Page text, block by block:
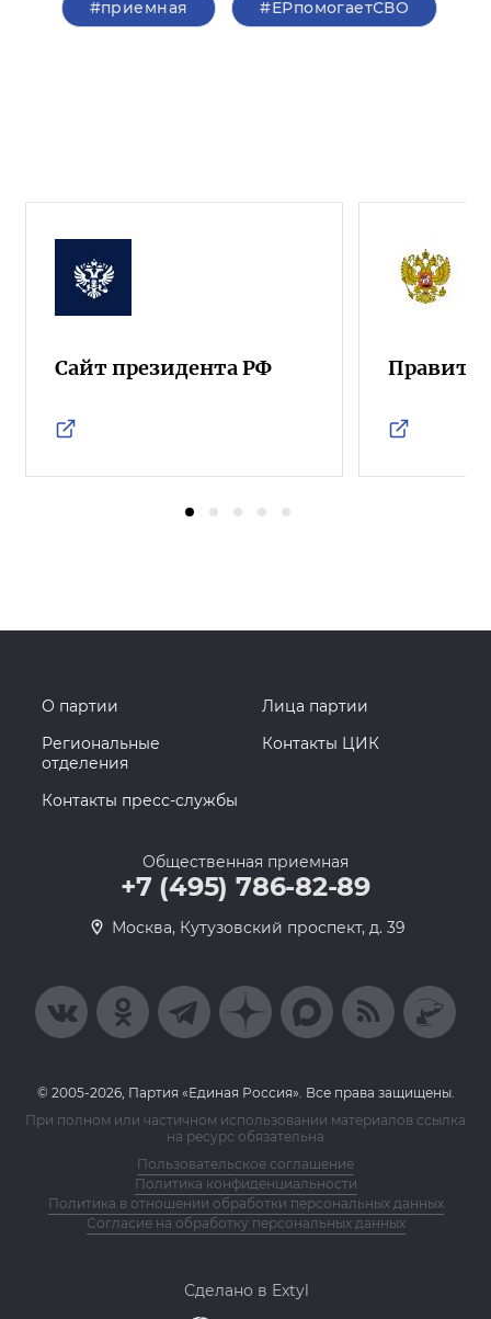
#приемная #ЕРпомогаетСВО
Сайт президента РФ
О партии
Лица партии
Региональные
отделения
Контакты ЦИК
Контакты пресс-службы
Общественная приемная
+7 (495) 786-82-89
Москва, Кутузовский проспект, д. 39
© 2005-2026, Партия «Единая Россия». Все права защищены.
При полном или частичном использовании материалов ссылка
на ресурс обязательна
Пользовательское соглашение
Политика конфиденциальности
Политика в отношении обработки персональных данных
Согласие на обработку персональных данных
Сделано в Extyl